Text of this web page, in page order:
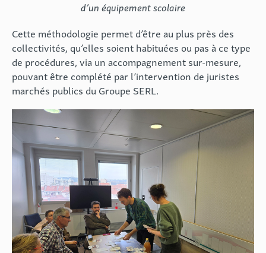
d’un équipement scolaire
Cette méthodologie permet d’être au plus près des
collectivités, qu’elles soient habituées ou pas à ce type
de procédures, via un accompagnement sur-mesure,
pouvant être complété par l’intervention de juristes
marchés publics du Groupe SERL.